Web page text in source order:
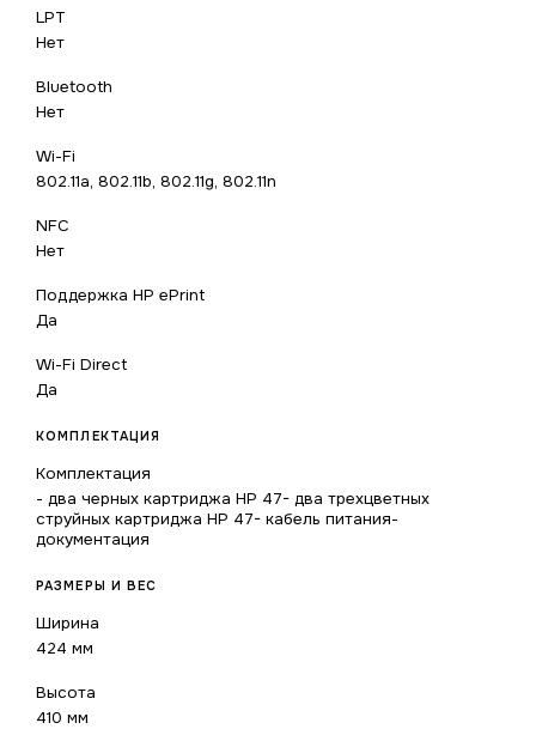
LPT
Нет
Bluetooth
Нет
Wi-Fi
802.11a, 802.11b, 802.11g, 802.11n
NFC
Нет
Поддержка HP ePrint
Да
Wi-Fi Direct
Да
КОМПЛЕКТАЦИЯ
Комплектация
- два черных картриджа HP 47- два трехцветных
струйных картриджа HP 47- кабель питания-
документация
РАЗМЕРЫ И ВЕС
Ширина
424 мм
Высота
410 мм